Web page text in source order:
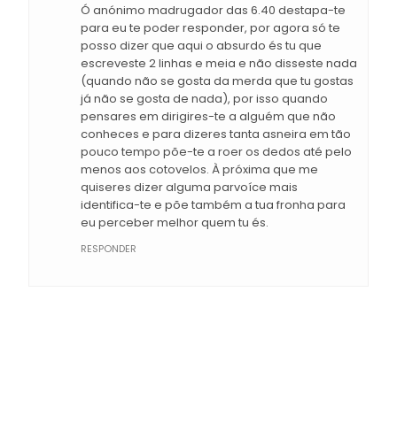
Ó anónimo madrugador das 6.40 destapa-te
para eu te poder responder, por agora só te
posso dizer que aqui o absurdo és tu que
escreveste 2 linhas e meia e não disseste nada
(quando não se gosta da merda que tu gostas
já não se gosta de nada), por isso quando
pensares em dirigires-te a alguém que não
conheces e para dizeres tanta asneira em tão
pouco tempo põe-te a roer os dedos até pelo
menos aos cotovelos. À próxima que me
quiseres dizer alguma parvoíce mais
identifica-te e põe também a tua fronha para
eu perceber melhor quem tu és.
RESPONDER